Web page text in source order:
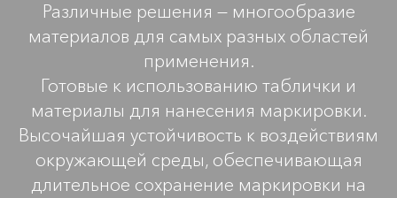
Различные решения — многообразие
материалов для самых разных областей
применения.
Готовые к использованию таблички и
материалы для нанесения маркировки.
Высочайшая устойчивость к воздействиям
окружающей среды, обеспечивающая
длительное сохранение маркировки на